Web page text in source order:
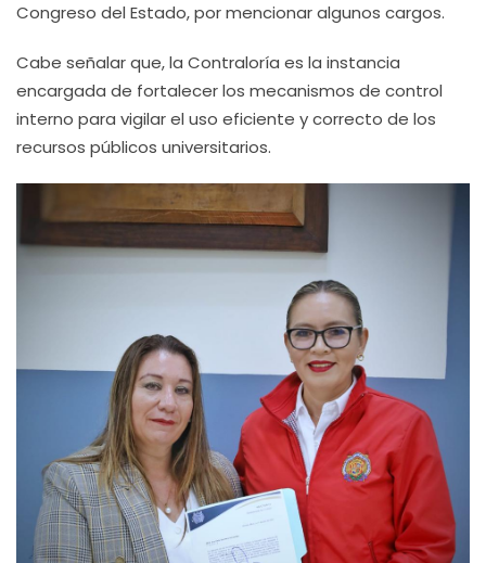
Congreso del Estado, por mencionar algunos cargos.
Cabe señalar que, la Contraloría es la instancia
encargada de fortalecer los mecanismos de control
interno para vigilar el uso eficiente y correcto de los
recursos públicos universitarios.